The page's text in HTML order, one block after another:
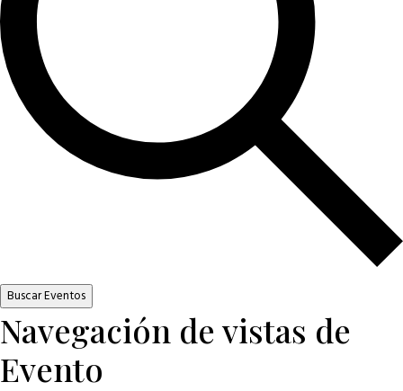
Buscar Eventos
Navegación de vistas de
Evento